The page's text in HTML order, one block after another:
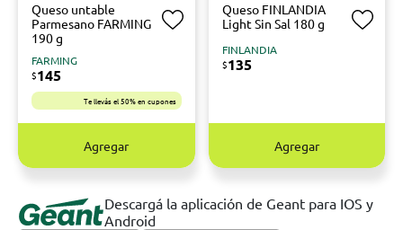
Queso untable
Parmesano FARMING
190 g
FARMING
$145
Te llevás el 50% en cupones
Agregar
Queso FINLANDIA
Light Sin Sal 180 g
FINLANDIA
$135
Agregar
Descargá la aplicación de Geant para IOS y
Android